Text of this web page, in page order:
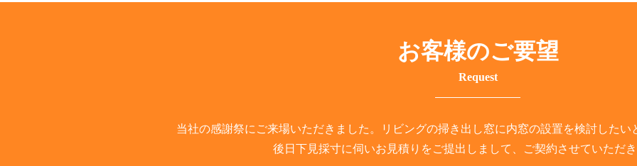
お客様のご要望
Request
当社の感謝祭にご来場いただきました。リビングの掃き出し窓に内窓の設置を検討したい
後日下見採寸に伺いお見積りをご提出しまして、ご契約させていただ